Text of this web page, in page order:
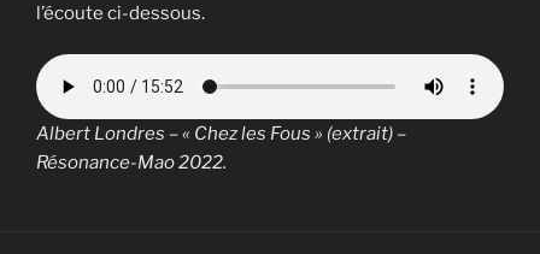
l’écoute ci-dessous.
Albert Londres – « Chez les Fous » (extrait) –
Résonance-Mao 2022.